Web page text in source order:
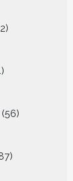
2
producten
producten
56
producten
producten